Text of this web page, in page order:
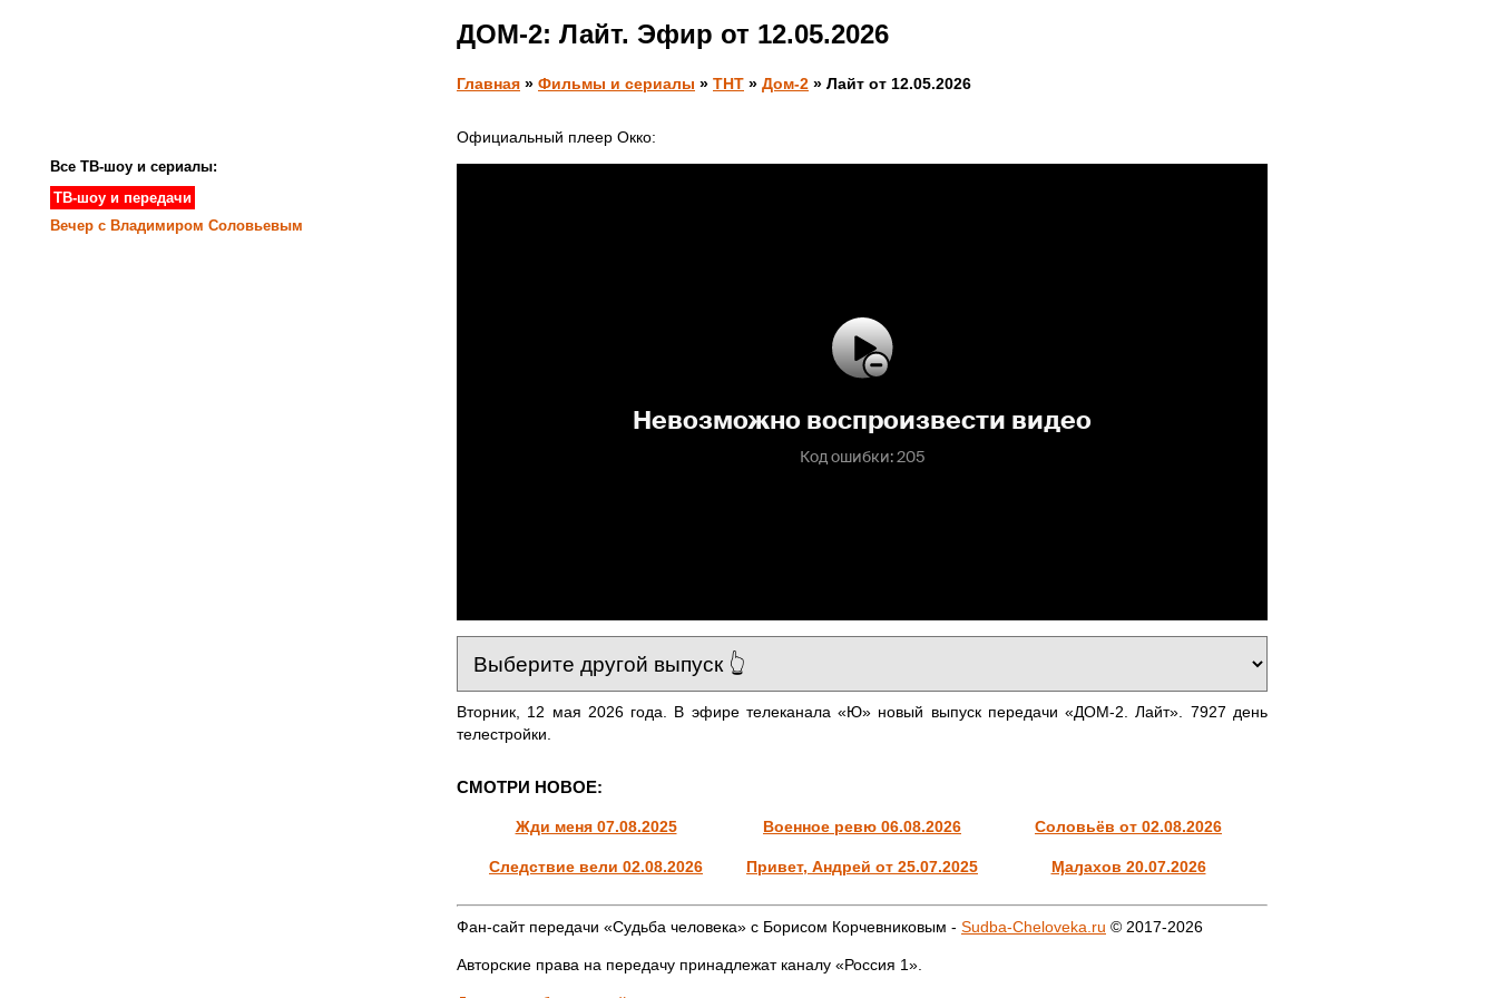
ДОМ-2: Лайт. Эфир от 12.05.2026
Главная » Фильмы и сериалы » ТНТ » Дом-2 » Лайт от 12.05.2026
Официальный плеер Окко:
Вторник, 12 мая 2026 года. В эфире телеканала «Ю» новый выпуск передачи «ДОМ-2. Лайт». 7927 день
телестройки.
СМОТРИ НОВОЕ:
Жди меня 07.08.2025 Военное ревю 06.08.2026 Соловьёв от 02.08.2026
Следствие вели 02.08.2026 Привет, Андрей от 25.07.2025 Ӎаԓахов 20.07.2026
Фан-сайт передачи «Судьба человека» с Борисом Корчевниковым - Sudba-Cheloveka.ru © 2017-2026
Авторские права на передачу принадлежат каналу «Россия 1».
Все ТВ-шоу и сериалы:
ТВ-шоу и передачи
Вечер с Владимиром Соловьевым